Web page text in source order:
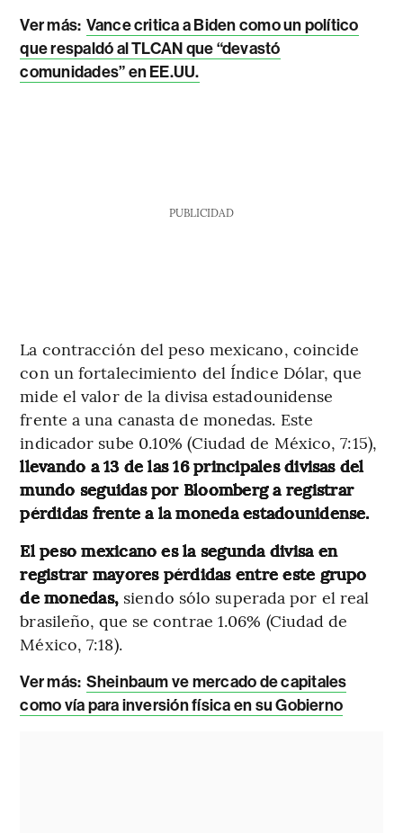
Ver más: Vance critica a Biden como un político
que respaldó al TLCAN que “devastó
comunidades” en EE.UU.
PUBLICIDAD
La contracción del peso mexicano, coincide
con un fortalecimiento del Índice Dólar, que
mide el valor de la divisa estadounidense
frente a una canasta de monedas. Este
indicador sube 0.10% (Ciudad de México, 7:15),
llevando a 13 de las 16 principales divisas del
mundo seguidas por Bloomberg a registrar
pérdidas frente a la moneda estadounidense.
El peso mexicano es la segunda divisa en
registrar mayores pérdidas entre este grupo
de monedas, siendo sólo superada por el real
brasileño, que se contrae 1.06% (Ciudad de
México, 7:18).
Ver más: Sheinbaum ve mercado de capitales
como vía para inversión física en su Gobierno